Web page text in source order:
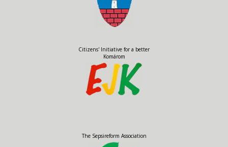
Citizens' Initiative for a better
Komárom
The Sepsireform Association